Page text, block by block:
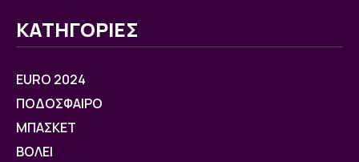
ΚΑΤΗΓΟΡΙΕΣ
EURO 2024
ΠΟΔΟΣΦΑΙΡΟ
ΜΠΑΣΚΕΤ
ΒOΛΕΙ